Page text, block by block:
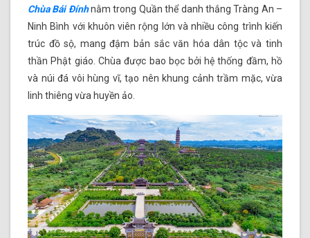
Chùa Bái Đínhnằm trong Quần thể danh thắng Tràng An –
Ninh Bình với khuôn viên rộng lớn và nhiều công trình kiến
trúc đồ sộ, mang đậm bản sắc văn hóa dân tộc và tinh
thần Phật giáo. Chùa được bao bọc bởi hệ thống đầm, hồ
và núi đá vôi hùng vĩ, tạo nên khung cảnh trầm mặc, vừa
linh thiêng vừa huyền ảo.